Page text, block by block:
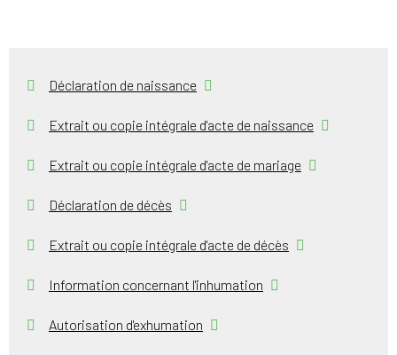
Déclaration de naissance
Extrait ou copie intégrale d'acte de naissance
Extrait ou copie intégrale d'acte de mariage
Déclaration de décès
Extrait ou copie intégrale d'acte de décès
Information concernant l'inhumation
Autorisation d'exhumation